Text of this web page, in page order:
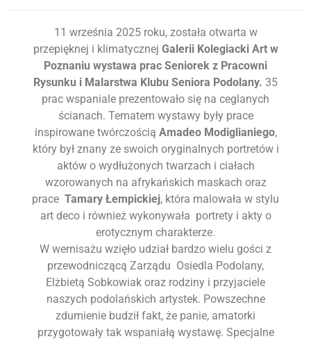
11 września 2025 roku, została otwarta w
przepięknej i klimatycznej Galerii Kolegiacki Art w
Poznaniu wystawa prac Seniorek z Pracowni
Rysunku i Malarstwa Klubu Seniora Podolany. 35
prac wspaniale prezentowało się na ceglanych
ścianach. Tematem wystawy były prace
inspirowane twórczością Amadeo Modiglianiego,
który był znany ze swoich oryginalnych portretów i
aktów o wydłużonych twarzach i ciałach
wzorowanych na afrykańskich maskach oraz
prace Tamary Łempickiej, która malowała w stylu
art deco i również wykonywała portrety i akty o
erotycznym charakterze.
W wernisażu wzięło udział bardzo wielu gości z
przewodniczącą Zarządu Osiedla Podolany,
Elżbietą Sobkowiak oraz rodziny i przyjaciele
naszych podolańskich artystek. Powszechne
zdumienie budził fakt, że panie, amatorki
przygotowały tak wspaniałą wystawę. Specjalne